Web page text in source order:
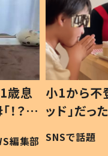
歳息
？」
編集部
小1から不
ッド」だ
作り続け
#令和の子
SNSで話題